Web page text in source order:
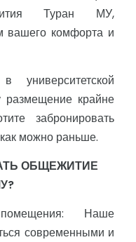
Туран МУ,
вашего комфорта и
размещение крайне
забронировать
можно раньше.
ОБЩЕЖИТИЕ
Наше
современными и